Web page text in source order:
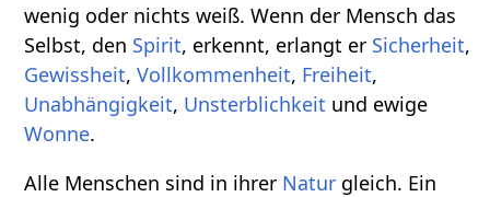
wenig oder nichts weiß. Wenn der Mensch das
Selbst, den Spirit, erkennt, erlangt er Sicherheit,
Gewissheit,Vollkommenheit, Freiheit,
Unabhängigkeit, Unsterblichkeit und ewige
Wonne.
Alle Menschen sind in ihrer Natur gleich. Ein